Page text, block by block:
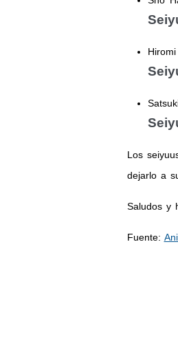
Los
dejarlo a
Saludos y
Fuente: